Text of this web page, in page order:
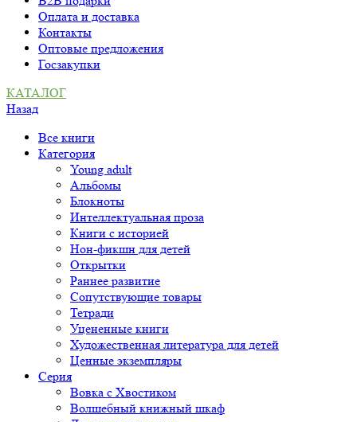
Оплата и доставка
Контакты
Оптовые предложения
Госзакупки
КАТАЛОГ
Назад
Все книги
Категория
Young adult
Альбомы
Блокноты
Интеллектуальная проза
Книги с историей
Нон-фикшн для детей
Открытки
Раннее развитие
Сопутствующие товары
Тетради
Уцененные книги
Художественная литература для детей
Ценные экземпляры
Серия
Вовка с Хвостиком
Волшебный книжный шкаф